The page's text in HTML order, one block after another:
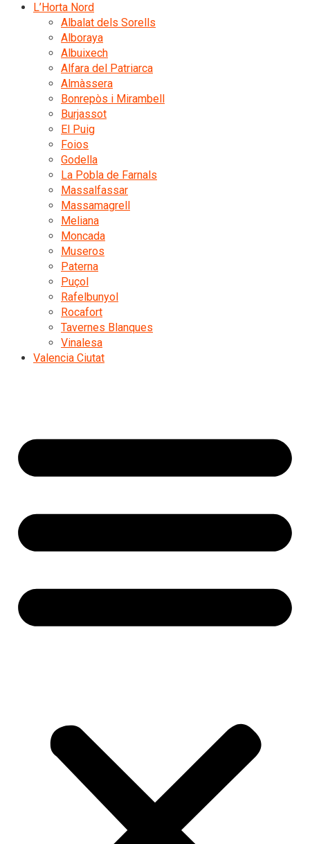
L’Horta Nord
Albalat dels Sorells
Alboraya
Albuixech
Alfara del Patriarca
Almàssera
Bonrepòs i Mirambell
Burjassot
El Puig
Foios
Godella
La Pobla de Farnals
Massalfassar
Massamagrell
Meliana
Moncada
Museros
Paterna
Puçol
Rafelbunyol
Rocafort
Tavernes Blanques
Vinalesa
Valencia Ciutat